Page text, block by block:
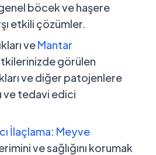
böcek ve haşere
etkili çözümler.
veMantar
görülen
ve diğer patojenlere
ve tedavi edici
İlaçlama: Meyve
ve sağlığını korumak